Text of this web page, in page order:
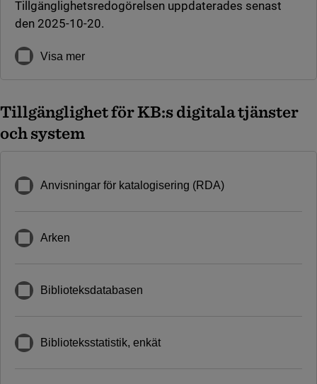
Tillgänglighetsredogörelsen uppdaterades senast
den 2025-10-20.
Visa mer
Tillgänglighet för KB:s digitala tjänster
och system
Anvisningar för katalogisering (RDA)
Arken
Biblioteksdatabasen
Biblioteksstatistik, enkät